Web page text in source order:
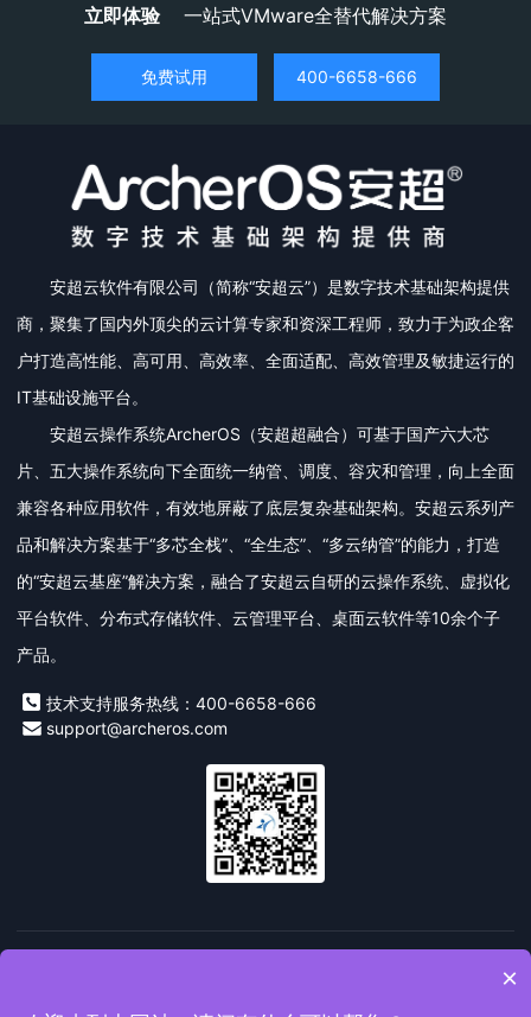
立即体验 一站式VMware全替代解决方案
免费试用 400-6658-666
安超云软件有限公司（简称“安超云”）是数字技术基础架构提供
商，聚集了国内外顶尖的云计算专家和资深工程师，致力于为政企客
户打造高性能、高可用、高效率、全面适配、高效管理及敏捷运行的
IT基础设施平台。
安超云操作系统ArcherOS（安超超融合）可基于国产六大芯
片、五大操作系统向下全面统一纳管、调度、容灾和管理，向上全面
兼容各种应用软件，有效地屏蔽了底层复杂基础架构。安超云系列产
品和解决方案基于“多芯全栈”、“全生态”、“多云纳管”的能力，打造
的“安超云基座”解决方案，融合了安超云自研的云操作系统、虚拟化
平台软件、分布式存储软件、云管理平台、桌面云软件等10余个子
产品。
技术支持服务热线：400-6658-666
support@archeros.com
超融合一体×